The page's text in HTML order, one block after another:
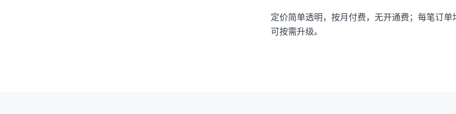
定价简单透明，按月付费，无开通费；每笔订
可按需升级。